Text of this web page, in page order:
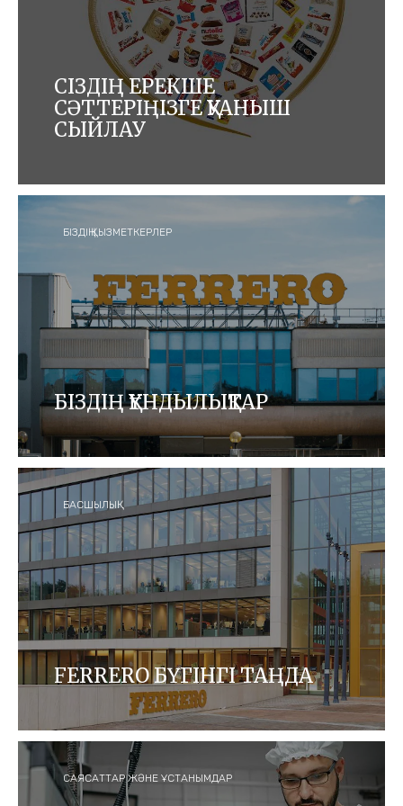
СІЗДІҢ ЕРЕКШЕ
СӘТТЕРІҢІЗГЕ ҚУАНЫШ
СЫЙЛАУ
сыйлайтын сапалы өнімдер жасаймыз.
БІЗДІҢ ҚЫЗМЕТКЕРЛЕР
БІЗДІҢ ҚҰНДЫЛЫҚТАР
Ferrero Көшбасшылар Командасы, біздің
Құндылықтар және біздің Қор туралы
ақпаратпен танысыңыз.
БАСШЫЛЫҚ
FERRERO БҮГІНГІ ТАҢДА
Ferrero бүгінгі таңда 170-тен аса елде
сатылатын 35 аса бренді бар шоколад өнімдерін
шығаратын әлемдегі үшінші ең ірі кондитерлік
компания болып табылады.
САЯСАТТАР ЖӘНЕ ҰСТАНЫМДАР